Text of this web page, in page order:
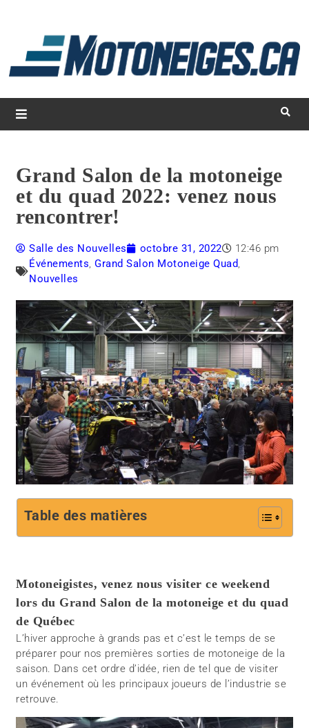
Magazine Motoneiges.ca
Grand Salon de la motoneige
et du quad 2022: venez nous
rencontrer!
Salle des Nouvelles octobre 31, 2022
12:46 pm
Événements,Grand Salon Motoneige Quad,
Nouvelles
Table des matières
Motoneigistes, venez nous visiter ce weekend
lors du Grand Salon de la motoneige et du quad
de Québec
L’hiver approche à grands pas et c’est le temps de se
préparer pour nos premières sorties de motoneige de la
saison. Dans cet ordre d’idée, rien de tel que de visiter
un événement où les principaux joueurs de l’industrie se
retrouve.